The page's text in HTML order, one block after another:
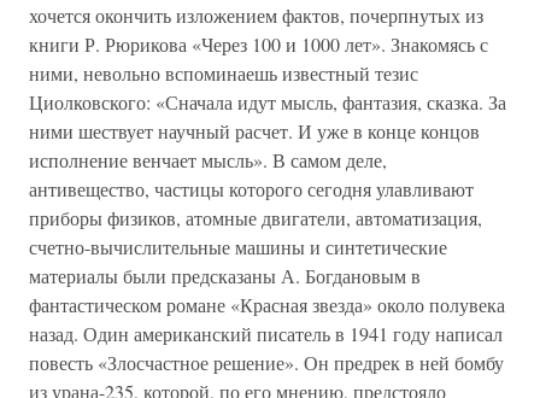
хочется окончить изложением фактов, почерпнутых из
книги Р. Рюрикова «Через 100 и 1000 лет». Знакомясь с
ними, невольно вспоминаешь известный тезис
Циолковского: «Сначала идут мысль, фантазия, сказка. За
ними шествует научный расчет. И уже в конце концов
исполнение венчает мысль». В самом деле,
антивещество, частицы которого сегодня улавливают
приборы физиков, атомные двигатели, автоматизация,
счетно-вычислительные машины и синтетические
материалы были предсказаны А. Богдановым в
фантастическом романе «Красная звезда» около полувека
назад. Один американский писатель в 1941 году написал
повесть «Злосчастное решение». Он предрек в ней бомбу
из урана-235, которой, по его мнению, предстояло